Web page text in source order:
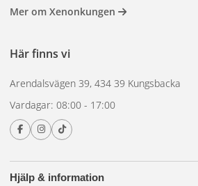
Montering av
bakljus
Slim-bakljus monteras oftast med
eller ramen. Många modeller har
med standardkontakt så du bara
minus och funktionskablar. Vid byte
kan du behöva en adapter om
Hjälp & information
Mer om Xenonkungen
Här finns vi
Arendalsvägen 39, 434 39 Kungsbacka
Vardagar: 08:00 - 17:00